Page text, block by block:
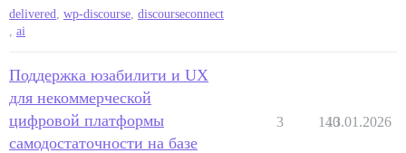
delivered, wp-discourse, discourseconnect
, ai
Поддержка юзабилити и UX
для некоммерческой
цифровой платформы
самодостаточности на базе
3 140
13.01.2026